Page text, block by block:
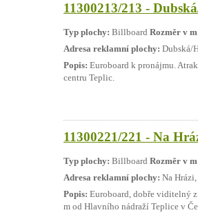
11300213/213 -
Typ plochy: Billboard Rozměr v
Adresa reklamní plochy: Dubská/
Popis: Euroboard k pronájmu.
centru Teplic.
11300221/221 - Na
Typ plochy: Billboard Rozměr v
Adresa reklamní plochy: Na
Popis: Euroboard, dobře viditelný
m od Hlavního nádraží Teplice v